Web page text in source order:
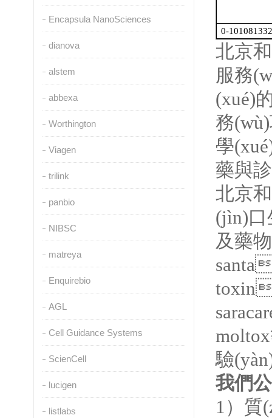
Encapsula NanoSciences
dianova
alstem
abbexa
Worthington
Viagen
trilink
panbio
NIBSC
matreya
Enquirebio
AGL
Cell Guidance Systems
ScienCell
lucigen
listlabs
0-
北京
服務
(xué)
務
學
藥與
北京
(jìn)口
及藥
santa
toxin
moltox
驗
我們
1 ）質